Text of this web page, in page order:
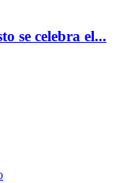
se celebra el...